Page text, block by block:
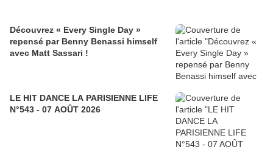
Découvrez « Every Single Day »
repensé par Benny Benassi himself
avec Matt Sassari !
LE HIT DANCE LA PARISIENNE LIFE
N°543 - 07 AOÛT 2026